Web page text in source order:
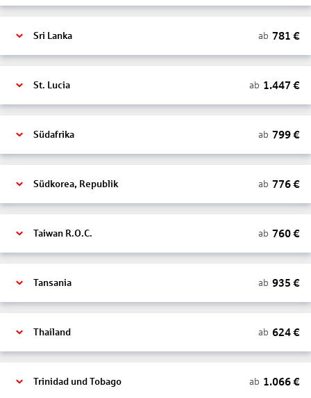
Sri Lanka ab 781 €
St. Lucia ab 1.447 €
Südafrika ab 799€
Südkorea, Republik ab 776€
Taiwan R.O.C. ab 760€
Tansania ab 935 €
Thailand ab 624€
Trinidad und Tobago ab 1.066€